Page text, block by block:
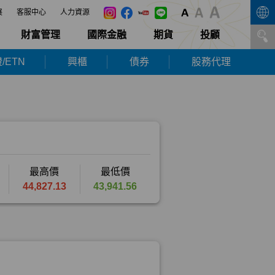
客服中心 人力資源
財富管理 國際金融 期貨 投顧
ETN 興櫃 債券 股務代理